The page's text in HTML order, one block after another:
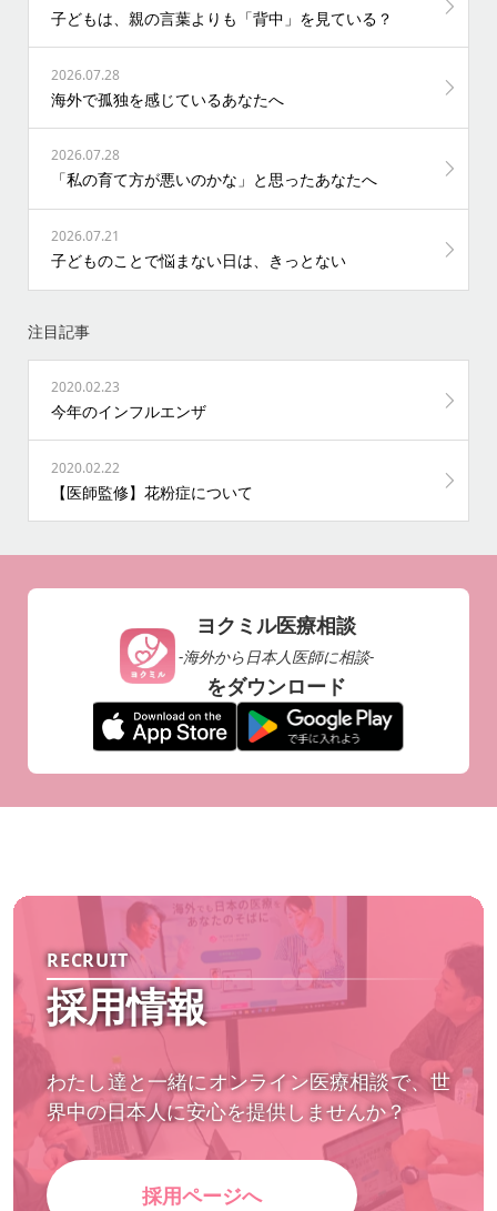
子どもは、親の言葉よりも「背中」を見ている？
2026.07.28
海外で孤独を感じているあなたへ
2026.07.28
「私の育て方が悪いのかな」と思ったあなたへ
2026.07.21
子どものことで悩まない日は、きっとない
注目記事
2020.02.23
今年のインフルエンザ
2020.02.22
【医師監修】花粉症について
ヨクミル医療相談
-海外から日本人医師に相談-
をダウンロード
RECRUIT
採用情報
わたし達と一緒にオンライン医療相談で、世
界中の日本人に安心を提供しませんか？
採用ページへ